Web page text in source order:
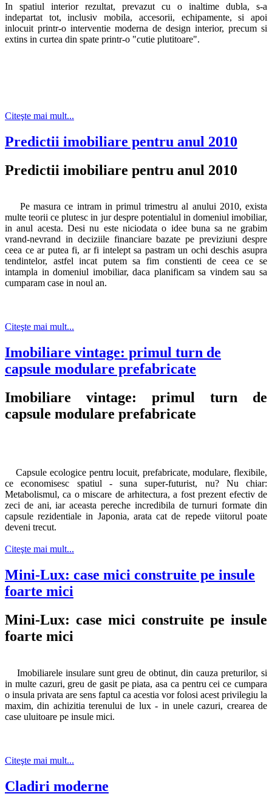
In spatiul interior rezultat, prevazut cu o inaltime dubla, s-a
indepartat tot, inclusiv mobila, accesorii, echipamente, si apoi
inlocuit printr-o interventie moderna de design interior, precum si
extins in curtea din spate printr-o "cutie plutitoare".
Citeşte mai mult...
Predictii imobiliare pentru anul 2010
Predictii imobiliare pentru anul 2010
Pe masura ce intram in primul trimestru al anului 2010, exista
multe teorii ce plutesc in jur despre potentialul in domeniul imobiliar,
in anul acesta. Desi nu este niciodata o idee buna sa ne grabim
vrand-nevrand in deciziile financiare bazate pe previziuni despre
ceea ce ar putea fi, ar fi intelept sa pastram un ochi deschis asupra
tendintelor, astfel incat putem sa fim constienti de ceea ce se
intampla in domeniul imobiliar, daca planificam sa vindem sau sa
cumparam case in noul an.
Citeşte mai mult...
Imobiliare vintage: primul turn de
capsule modulare prefabricate
Imobiliare vintage: primul turn de
capsule modulare prefabricate
Capsule ecologice pentru locuit, prefabricate, modulare, flexibile,
ce economisesc spatiul - suna super-futurist, nu? Nu chiar:
Metabolismul, ca o miscare de arhitectura, a fost prezent efectiv de
zeci de ani, iar aceasta pereche incredibila de turnuri formate din
capsule rezidentiale in Japonia, arata cat de repede viitorul poate
deveni trecut.
Citeşte mai mult...
Mini-Lux: case mici construite pe insule
foarte mici
Mini-Lux: case mici construite pe insule
foarte mici
Imobiliarele insulare sunt greu de obtinut, din cauza preturilor, si
in multe cazuri, greu de gasit pe piata, asa ca pentru cei ce cumpara
o insula privata are sens faptul ca acestia vor folosi acest privilegiu la
maxim, din achizitia terenului de lux - in unele cazuri, crearea de
case uluitoare pe insule mici.
Citeşte mai mult...
Cladiri moderne